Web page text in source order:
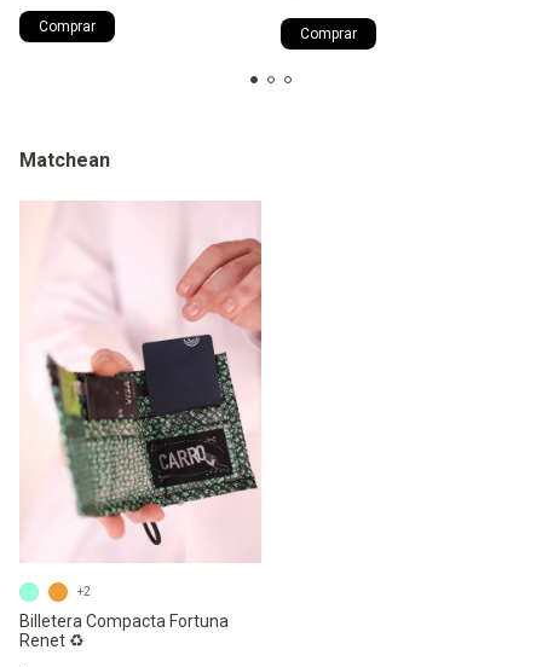
Comprar Comprar
Matchean
Billetera Compacta Fortuna
Renet ♻️
+2